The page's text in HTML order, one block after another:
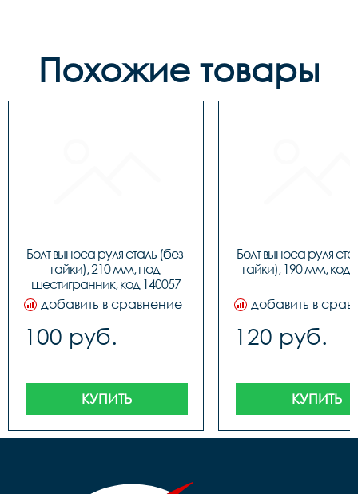
Похожие товары
Болт выноса руля сталь (без
гайки), 210 мм, под
шестигранник, код 140057
добавить в сравнение
100 руб.
КУПИТЬ
Болт выноса руля
гайки), 190 мм, код
добавить в
120 руб.
КУПИТЬ